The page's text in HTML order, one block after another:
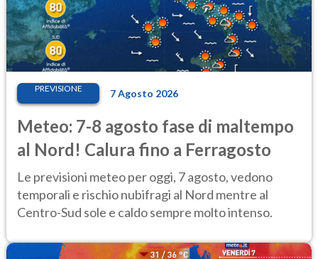
PREVISIONE 7 Agosto 2026
Meteo: 7-8 agosto fase di maltempo
al Nord! Calura fino a Ferragosto
Le previsioni meteo per oggi, 7 agosto, vedono
temporali e rischio nubifragi al Nord mentre al
Centro-Sud sole e caldo sempre molto intenso.